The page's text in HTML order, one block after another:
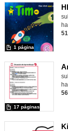
1 página
51
17 páginas
56